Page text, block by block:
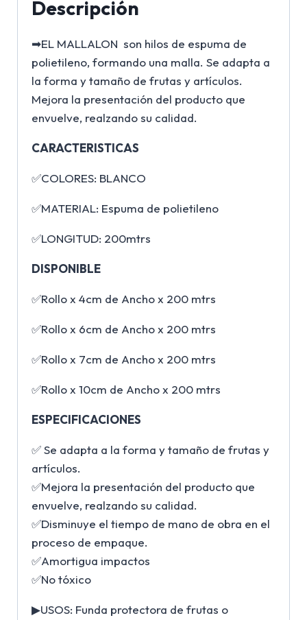
Descripción
➡EL MALLALON son hilos de espuma de
polietileno, formando una malla. Se adapta a
la forma y tamaño de frutas y artículos.
Mejora la presentación del producto que
envuelve, realzando su calidad.
CARACTERISTICAS
✅COLORES: BLANCO
✅MATERIAL: Espuma de polietileno
✅LONGITUD: 200mtrs
DISPONIBLE
✅Rollo x 4cm de Ancho x 200 mtrs
✅Rollo x 6cm de Ancho x 200 mtrs
✅Rollo x 7cm de Ancho x 200 mtrs
✅Rollo x 10cm de Ancho x 200 mtrs
ESPECIFICACIONES
✅ Se adapta a la forma y tamaño de frutas y
artículos.
✅Mejora la presentación del producto que
envuelve, realzando su calidad.
✅Disminuye el tiempo de mano de obra en el
proceso de empaque.
✅Amortigua impactos
✅No tóxico
▶USOS: Funda protectora de frutas o